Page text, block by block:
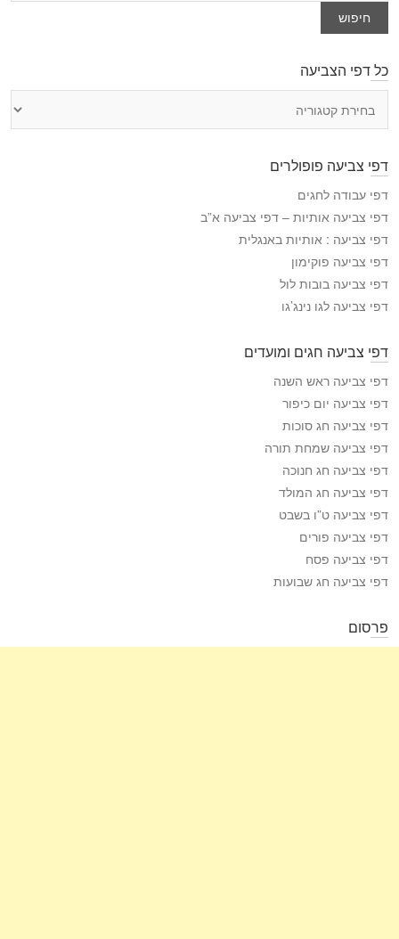
חיפוש
כל דפי הצביעה
י
ה
צ
י
ע
ה
דפי צביעה פופולרים
דפי עבודה לחגים
דפי צביעה אותיות – דפי צביעה א”ב
דפי צביעה : אותיות באנגלית
דפי צביעה פוקימון
דפי צביעה בובות לול
דפי צביעה לגו נינג’גו
דפי צביעה חגים ומועדים
דפי צביעה ראש השנה
דפי צביעה יום כיפור
דפי צביעה חג סוכות
דפי צביעה שמחת תורה
דפי צביעה חג חנוכה
דפי צביעה חג המולד
דפי צביעה ט”ו בשבט
דפי צביעה פורים
דפי צביעה פסח
דפי צביעה חג שבועות
פרסום